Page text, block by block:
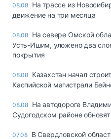
08.08 На трассе из
движение на три месяца
08.08 На севере Омской
Усть-Ишим, уложено два
покрытия
08.08 Казахстан начал
Каспийской магистрали
08.08 На автодороге
Судогодском районе
07.08 В Свердловской